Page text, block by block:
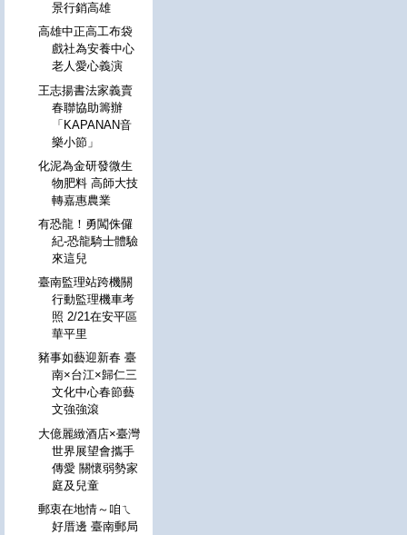
景行銷高雄
高雄中正高工布袋
戲社為安養中心
老人愛心義演
王志揚書法家義賣
春聯協助籌辦
「KAPANAN音
樂小節」
化泥為金研發微生
物肥料 高師大技
轉嘉惠農業
有恐龍！勇闖侏儸
紀-恐龍騎士體驗
來這兒
臺南監理站跨機關
行動監理機車考
照 2/21在安平區
華平里
豬事如藝迎新春 臺
南×台江×歸仁三
文化中心春節藝
文強強滾
大億麗緻酒店×臺灣
世界展望會攜手
傳愛 關懷弱勢家
庭及兒童
郵衷在地情～咱ㄟ
好厝邊 臺南郵局